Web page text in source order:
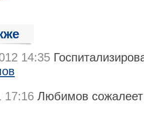
14:35
17:16 Любимов